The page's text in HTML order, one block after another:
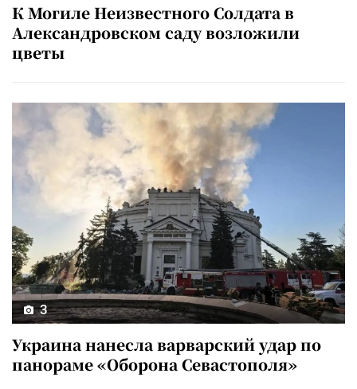
К Могиле Неизвестного Солдата в
Александровском саду возложили
цветы
3
Украина нанесла варварский удар по
панораме «Оборона Севастополя»